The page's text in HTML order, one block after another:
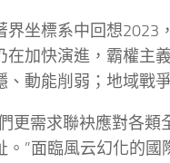
界坐標系中回想
在加快演進，霸權主
、動能削弱；地域戰
更需求聯袂應對各
。”面臨風云幻化的